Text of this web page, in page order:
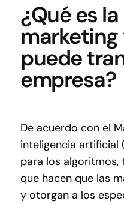
¿Qué es la
puede
empresa?
De acuerdo con el
inteligencia artificial
para los algoritmos,
que hacen que las
y otorgan a los